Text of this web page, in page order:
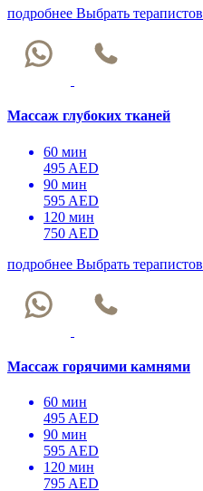
подробнее Выбрать терапистов
Массаж глубоких тканей
60 мин
495 AED
90 мин
595 AED
120 мин
750 AED
подробнее Выбрать терапистов
Массаж горячими камнями
60 мин
495 AED
90 мин
595 AED
120 мин
795 AED